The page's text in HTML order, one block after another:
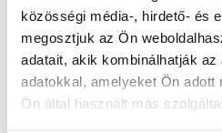
közösségi média-, hirdető- és
megosztjuk az Ön
adatait, akik kombinálhatják
adatokkal, amelyeket Ön adott
Ön által használt más